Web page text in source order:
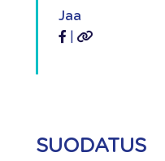
Jaa
SUODATUS